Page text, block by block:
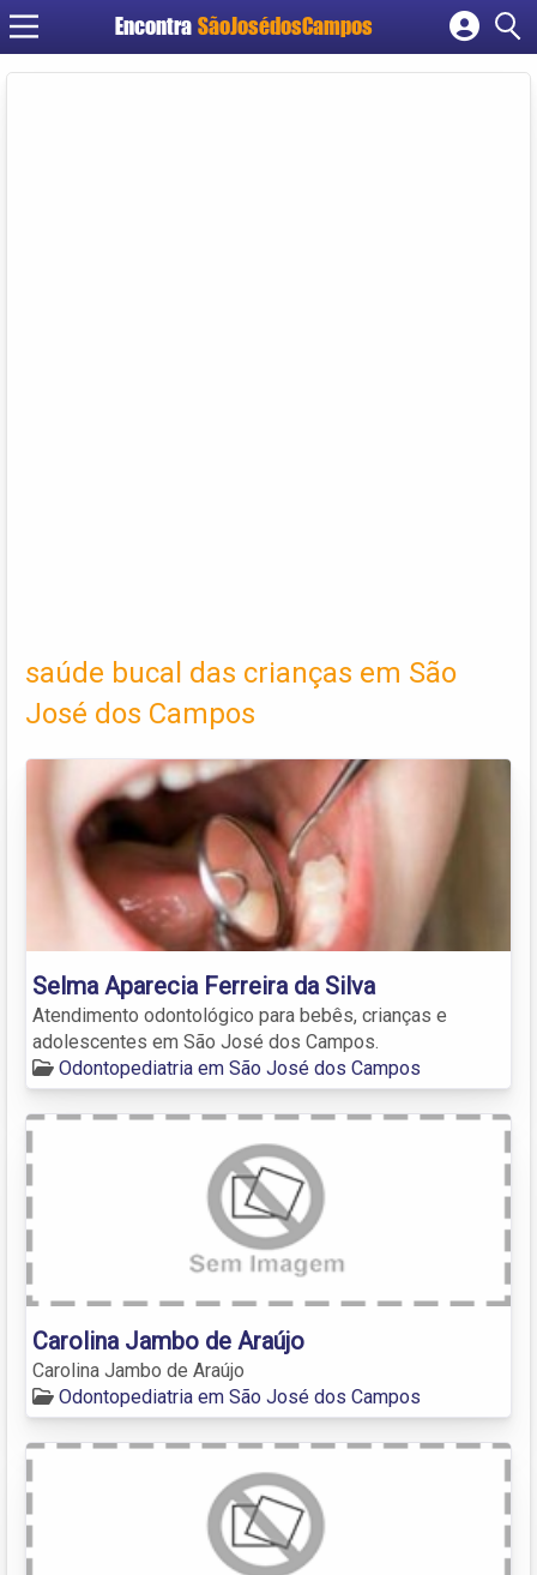
Encontra SãoJosédosCampos
Cadastrar empresa
saúde bucal das crianças em São
José dos Campos
Selma Aparecia Ferreira da Silva
Atendimento odontológico para bebês, crianças e
adolescentes em São José dos Campos.
Odontopediatria em São José dos Campos
Carolina Jambo de Araújo
Carolina Jambo de Araújo
Odontopediatria em São José dos Campos